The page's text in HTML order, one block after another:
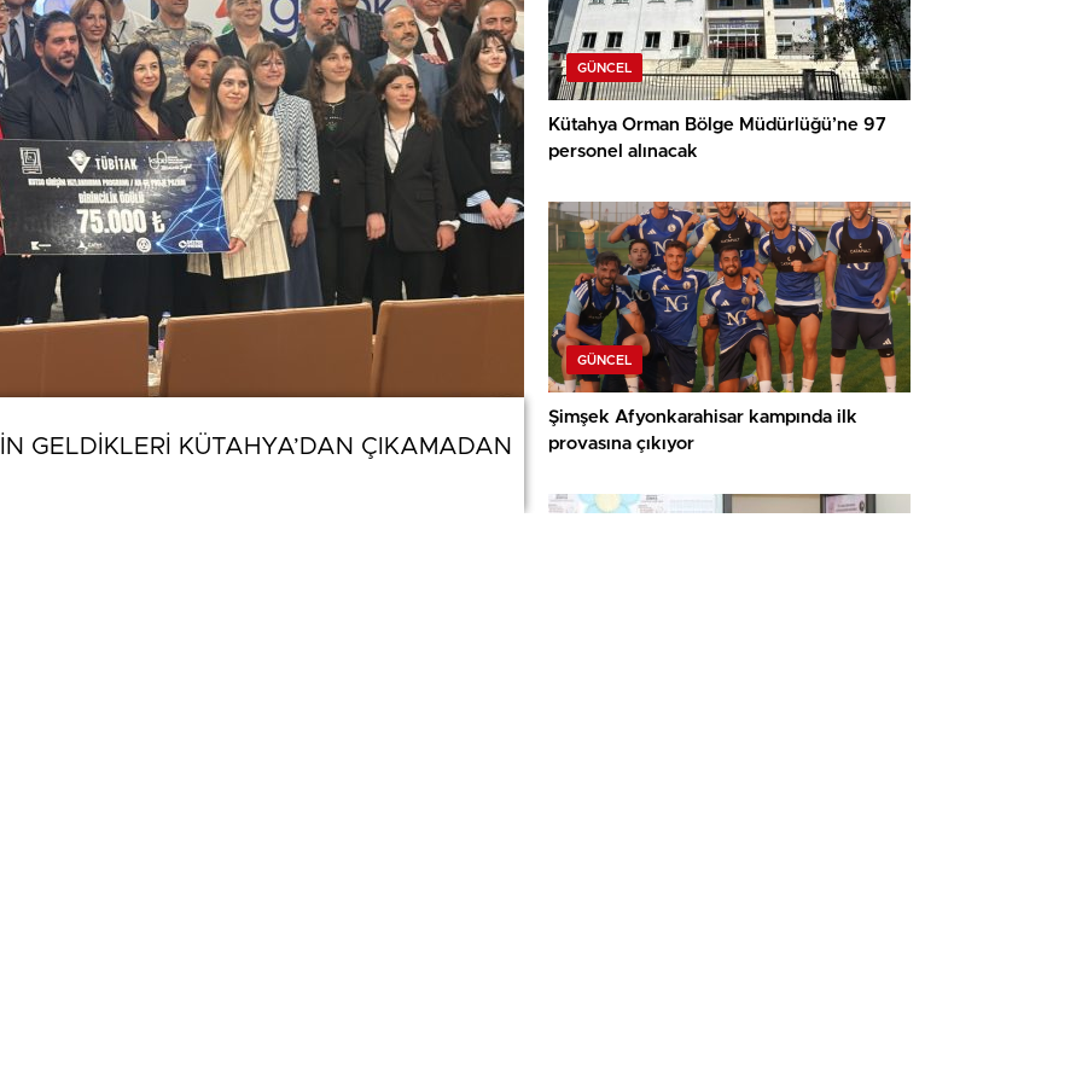
GELDİKLERİ KÜTAHYA’DAN ÇIKAMADAN
GELDİKLERİ KÜTAHYA’DAN ÇIKAMADAN
GÜNCEL
Kütahya Orman Bölge Müdürlüğü’ne 97
personel alınacak
GÜNCEL
Şimşek Afyonkarahisar kampında ilk
provasına çıkıyor